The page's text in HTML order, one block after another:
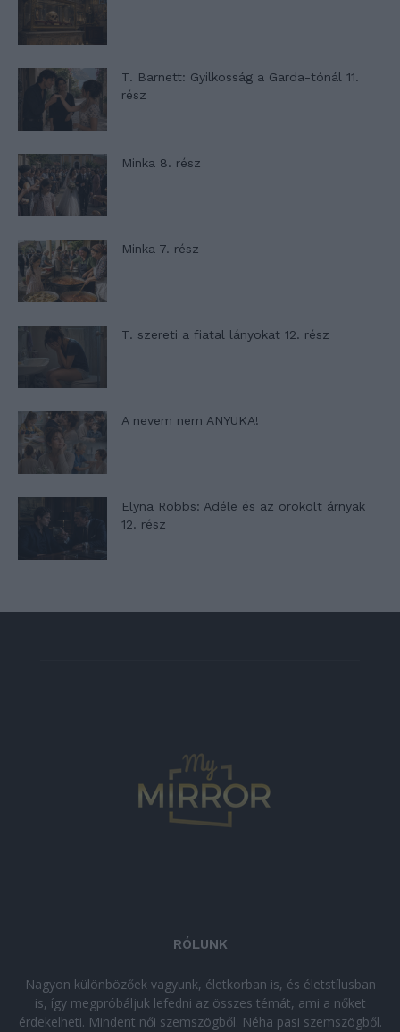
T. Barnett: Gyilkosság a Garda-tónál 11.
rész
Minka 8. rész
Minka 7. rész
T. szereti a fiatal lányokat 12. rész
A nevem nem ANYUKA!
Elyna Robbs: Adéle és az örökölt árnyak
12. rész
RÓLUNK
Nagyon különbözőek vagyunk, életkorban is, és életstílusban
is, így megpróbáljuk lefedni az összes témát, ami a nőket
érdekelheti. Mindent női szemszögből. Néha pasi szemszögből.